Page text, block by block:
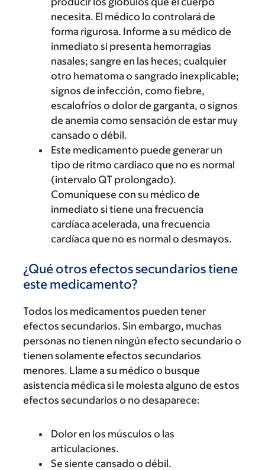
necesita. El médico lo controlará de
forma rigurosa. Informe a su médico de
inmediato si presenta hemorragias
nasales; sangre en las heces; cualquier
otro hematoma o sangrado inexplicable;
signos de infección, como fiebre,
escalofríos o dolor de garganta, o signos
de anemia como sensación de estar muy
cansado o débil.
Este medicamento puede generar un
tipo de ritmo cardiaco que no es normal
(intervalo QT prolongado).
Comuníquese con su médico de
inmediato si tiene una frecuencia
cardíaca acelerada, una frecuencia
cardíaca que no es normal o desmayos.
¿Qué otros efectos secundarios tiene
este medicamento?
Todos los medicamentos pueden tener
efectos secundarios. Sin embargo, muchas
personas no tienen ningún efecto secundario o
tienen solamente efectos secundarios
menores. Llame a su médico o busque
asistencia médica si le molesta alguno de estos
efectos secundarios o no desaparece:
Dolor en los músculos o las
articulaciones.
Se siente cansado o débil.